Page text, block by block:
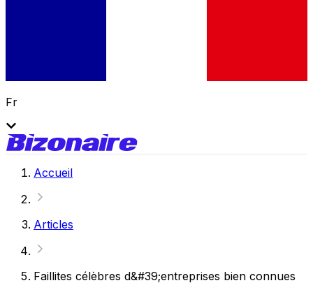
Fr
Accueil
Articles
Faillites célèbres d&#39;entreprises bien connues